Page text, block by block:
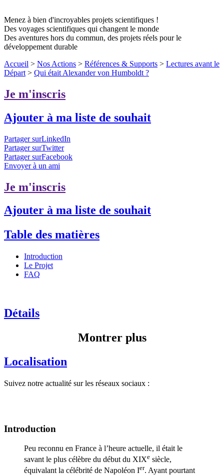
Menez à bien d'incroyables projets scientifiques !
Des voyages scientifiques qui changent le monde
Des aventures hors du commun, des projets réels pour le
développement durable
Accueil > Nos Actions > Références & Supports > Lectures avant le
Départ > Qui était Alexander von Humboldt ?
Je m'inscris
Ajouter à ma liste de souhait
Partager surLinkedIn
Partager surTwitter
Partager surFacebook
Envoyer à un ami
Je m'inscris
Ajouter à ma liste de souhait
Table des matières
Introduction
Le Projet
FAQ
Détails
Montrer plus
Localisation
Suivez notre actualité sur les réseaux sociaux :
Introduction
Peu reconnu en France à l’heure actuelle, il était le
savant le plus célèbre du début du XIXe siècle,
équivalant la célébrité de Napoléon Ier. Ayant pourtant